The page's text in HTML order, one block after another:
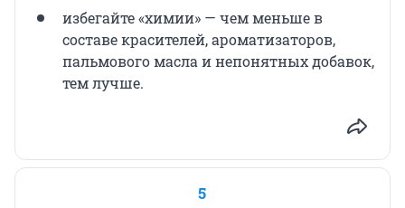
избегайте «химии» — чем меньше в
составе красителей, ароматизаторов,
пальмового масла и непонятных добавок,
тем лучше.
5